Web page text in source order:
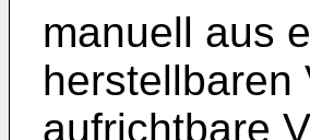
manuell aus
herstellbaren
aufrichtbare